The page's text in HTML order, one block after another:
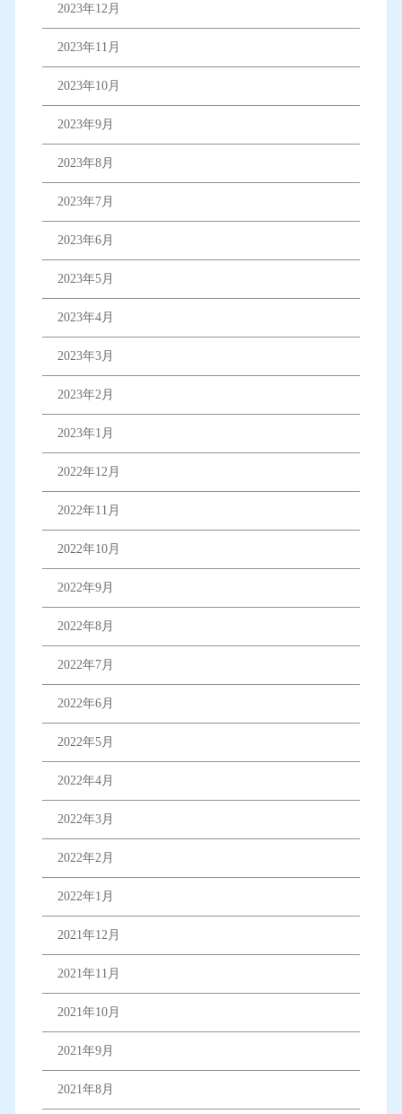
2023年12月
2023年11月
2023年10月
2023年9月
2023年8月
2023年7月
2023年6月
2023年5月
2023年4月
2023年3月
2023年2月
2023年1月
2022年12月
2022年11月
2022年10月
2022年9月
2022年8月
2022年7月
2022年6月
2022年5月
2022年4月
2022年3月
2022年2月
2022年1月
2021年12月
2021年11月
2021年10月
2021年9月
2021年8月